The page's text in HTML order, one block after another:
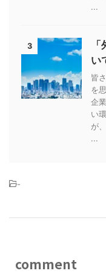
...
3
い
皆
を
企
い
が
...
-
comment